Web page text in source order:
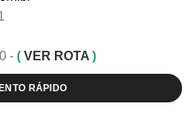
- ( VER ROTA )
RÁPIDO